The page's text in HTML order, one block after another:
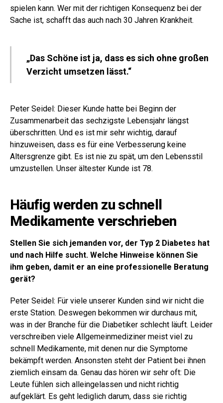
spielen kann. Wer mit der richtigen Konsequenz bei der
Sache ist, schafft das auch nach 30 Jahren Krankheit.
„Das Schöne ist ja, dass es sich ohne großen
Verzicht umsetzen lässt.“
Peter Seidel: Dieser Kunde hatte bei Beginn der
Zusammenarbeit das sechzigste Lebensjahr längst
überschritten. Und es ist mir sehr wichtig, darauf
hinzuweisen, dass es für eine Verbesserung keine
Altersgrenze gibt. Es ist nie zu spät, um den Lebensstil
umzustellen. Unser ältester Kunde ist 78.
Häufig werden zu schnell
Medikamente verschrieben
Stellen Sie sich jemanden vor, der Typ 2 Diabetes hat
und nach Hilfe sucht. Welche Hinweise können Sie
ihm geben, damit er an eine professionelle Beratung
gerät?
Peter Seidel: Für viele unserer Kunden sind wir nicht die
erste Station. Deswegen bekommen wir durchaus mit,
was in der Branche für die Diabetiker schlecht läuft. Leider
verschreiben viele Allgemeinmediziner meist viel zu
schnell Medikamente, mit denen nur die Symptome
bekämpft werden. Ansonsten steht der Patient bei ihnen
ziemlich einsam da. Genau das hören wir sehr oft: Die
Leute fühlen sich alleingelassen und nicht richtig
aufgeklärt. Es geht lediglich darum, dass sie richtig